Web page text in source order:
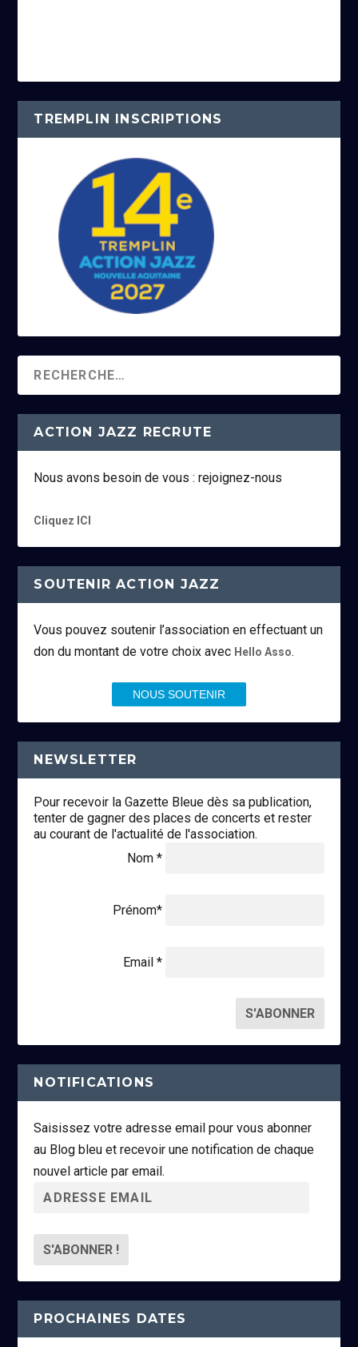
TREMPLIN INSCRIPTIONS
ACTION JAZZ RECRUTE
Nous avons besoin de vous : rejoignez-nous
Cliquez ICI
SOUTENIR ACTION JAZZ
Vous pouvez soutenir l’association en effectuant un
don du montant de votre choix avec Hello Asso.
NOUS SOUTENIR
NEWSLETTER
Pour recevoir la Gazette Bleue dès sa publication,
tenter de gagner des places de concerts et rester
au courant de l'actualité de l'association.
Nom *
Prénom*
Email *
NOTIFICATIONS
Saisissez votre adresse email pour vous abonner
au Blog bleu et recevoir une notification de chaque
nouvel article par email.
r
s
s
e
PROCHAINES DATES